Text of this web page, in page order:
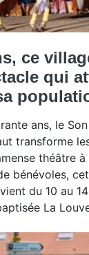
ce
qui
ans, le
transforme
théâtre
bénévoles,
du 10 au
La